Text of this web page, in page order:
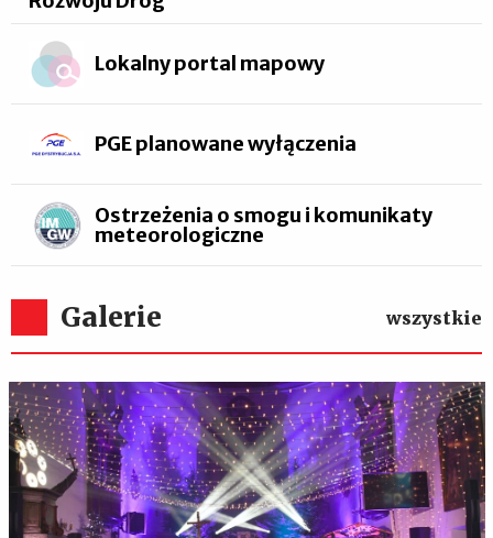
Lokalny portal mapowy
PGE planowane wyłączenia
Ostrzeżenia o smogu i komunikaty
meteorologiczne
Galerie wszystkie